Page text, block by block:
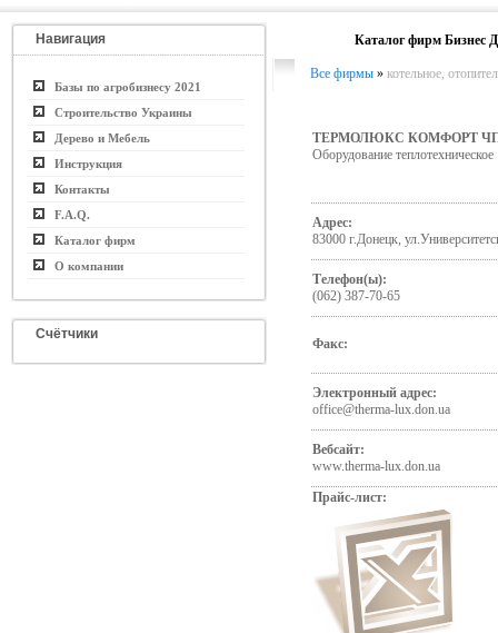
Навигация
Базы по агробизнесу 2021
Строительство Украины
Дерево и Мебель
Инструкция
Контакты
F.A.Q.
Каталог фирм
О компании
Счётчики
Каталог фирм Бизнес
Все фирмы » котельное,
ТЕРМОЛЮКС КОМФОРТ
Оборудование теплотехническое
Адрес:
83000 г.Донецк,
Телефон(ы):
(062) 387-70-65
Факс:
Электронный адрес:
office@therma-lux.don.ua
Вебсайт:
www.therma-lux.don.ua
Прайс-лист: